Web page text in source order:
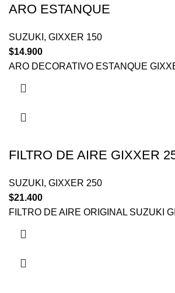
ARO ESTANQUE
SUZUKI , GIXXER 150
$14.900
ARO DECORATIVO ESTANQUE
FILTRO DE AIRE GIXXER
SUZUKI , GIXXER 250
$21.400
FILTRO DE AIRE ORIGINAL SUZUKI